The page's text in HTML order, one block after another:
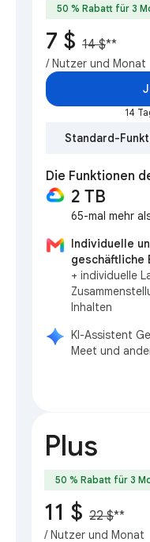
50 % Rabatt für 3
7 $ 14 $**
/ Nutzer und Monat
14
Standard-
Die Funktionen
2 TB
65-mal mehr
Individuelle
geschäftliche
+ individuelle
Inhalten
KI-Assistent
Meet und
Plus
50 % Rabatt für 3
11 $ 22 $**
/ Nutzer und Monat